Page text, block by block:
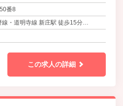
番8
・道明寺線 新庄駅 徒歩15分
・道明寺線 尺土駅 徒歩25分
この求人の詳細